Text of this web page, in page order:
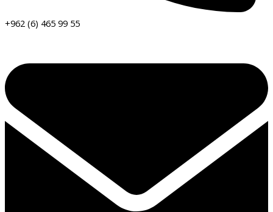
+962 (6) 465 99 55